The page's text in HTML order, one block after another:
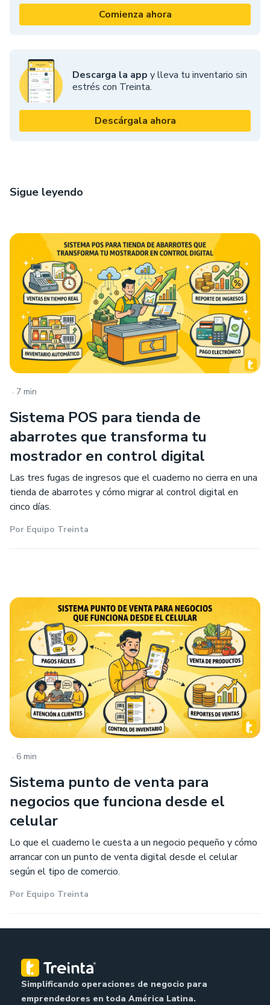
Comienza ahora
Descarga la app y lleva tu inventario sin
estrés con Treinta.
Descárgala ahora
Sigue leyendo
. 7 min
Sistema POS para tienda de
abarrotes que transforma tu
mostrador en control digital
Las tres fugas de ingresos que el cuaderno no cierra en una
tienda de abarrotes y cómo migrar al control digital en
cinco días.
Por Equipo Treinta
. 6 min
Sistema punto de venta para
negocios que funciona desde el
celular
Lo que el cuaderno le cuesta a un negocio pequeño y cómo
arrancar con un punto de venta digital desde el celular
según el tipo de comercio.
Por Equipo Treinta
Simplificando operaciones de negocio para
emprendedores en toda América Latina.